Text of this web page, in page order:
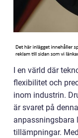
I en värld där
flexibilitet och
inom industrin.
är svaret på
anpassningsbara
tillämpningar.